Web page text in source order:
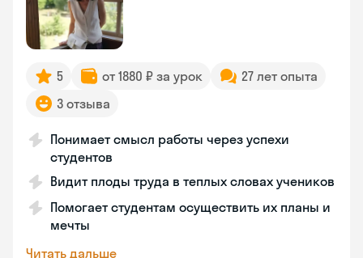
5 от 1880 ₽ за урок
27 лет опыта
3 отзыва
Понимает смысл работы через успехи
студентов
Видит плоды труда в теплых словах учеников
Помогает студентам осуществить их планы и
мечты
Читать дальше